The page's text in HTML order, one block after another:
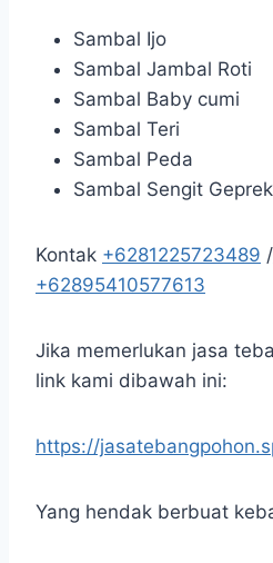
Sambal Ijo
Sambal Jambal Roti
Sambal Baby cumi
Sambal Teri
Sambal Peda
Sambal Sengit Geprek
Kontak +6281225723489 /
+62895410577613
Jika memerlukan jasa
link kami dibawah ini:
https://
Yang hendak berbuat